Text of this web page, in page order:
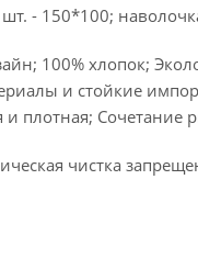
- 150*100;
100% хлопок;
и стойкие
плотная; Сочетание
чистка